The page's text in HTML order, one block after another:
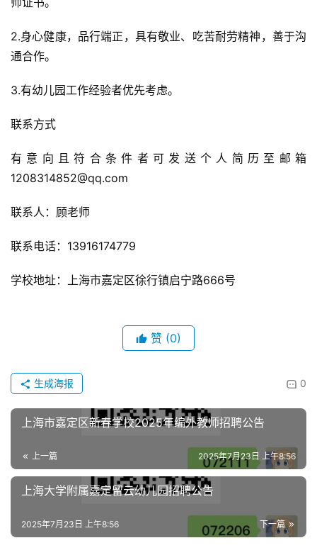
2.身心健康，品行端正，具有敬业、吃苦耐劳精神，善于沟
通合作。
3.有幼儿园工作经验者优先考虑。
联系方式
有意向且符合条件者可发送个人简历至邮箱
1208314852@qq.com
联系人：顾老师
联系电话：13916174779
学校地址：上海市嘉定区徐行镇启宁路666号
赞 (0)
0
生成海报
上海市嘉定区新春学校2025年编外教师招聘公告
上一篇 2025年7月23日 上午8:56
上海大学附属嘉定留云幼儿园招聘公告
下一篇
2025年7月23日 上午8:56